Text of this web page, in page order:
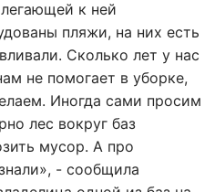
к ней
пляжи, на них есть
Сколько лет у нас
не помогает в уборке,
Иногда сами просим
лес вокруг баз
мусор. А про
- сообщила